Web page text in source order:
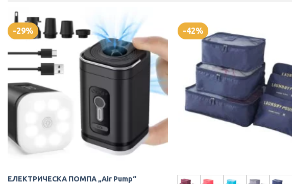
-29%
ЕЛЕКТРИЧЕСКА ПОМПА „Air Pump“
-42%